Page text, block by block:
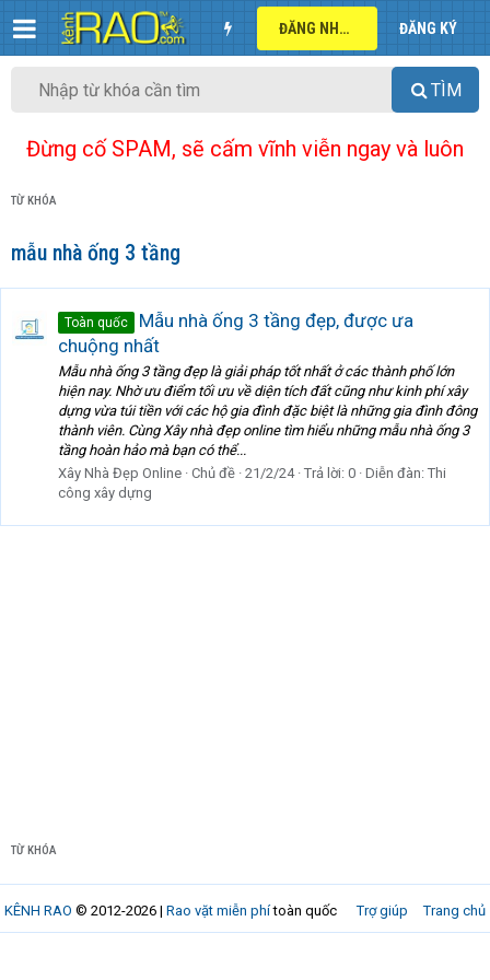
ĐĂNG NHẬP ĐĂNG KÝ
TÌM
Đừng cố SPAM, sẽ cấm vĩnh viễn ngay và luôn
TỪ KHÓA
mẫu nhà ống 3 tầng
Toàn quốc
Mẫu nhà ống 3 tầng đẹp, được ưa
chuộng nhất
Mẫu nhà ống 3 tầng đẹp là giải pháp tốt nhất ở các thành phố lớn
hiện nay. Nhờ ưu điểm tối ưu về diện tích đất cũng như kinh phí xây
dựng vừa túi tiền với các hộ gia đình đặc biệt là những gia đình đông
thành viên. Cùng Xây nhà đẹp online tìm hiểu những mẫu nhà ống 3
tầng hoàn hảo mà bạn có thể...
Xây Nhà Đẹp Online Chủ đề 21/2/24 Trả lời: 0 Diễn đàn: Thi
công xây dựng
TỪ KHÓA
Trợ giúp Trang chủ
KÊNH RAO © 2012-2026 | Rao vặt miễn phítoàn quốc